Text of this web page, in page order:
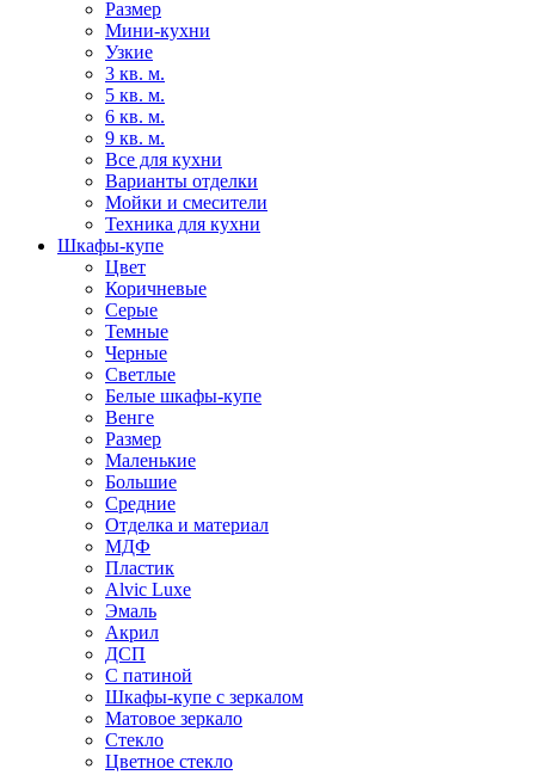
Размер
Мини-кухни
Узкие
3 кв. м.
5 кв. м.
6 кв. м.
9 кв. м.
Все для кухни
Варианты отделки
Мойки и смесители
Техника для кухни
Шкафы-купе
Цвет
Коричневые
Серые
Темные
Черные
Светлые
Белые шкафы-купе
Венге
Размер
Маленькие
Большие
Средние
Отделка и материал
МДФ
Пластик
Alvic Luxe
Эмаль
Акрил
ДСП
С патиной
Шкафы-купе с зеркалом
Матовое зеркало
Стекло
Цветное стекло